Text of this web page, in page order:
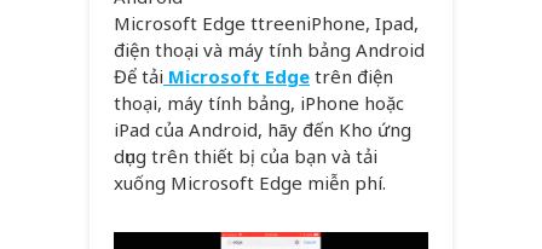
Microsoft Edge ttreeniPhone, Ipad,
điện thoại và máy tính bảng Android
Để tải Microsoft Edge trên điện
thoại, máy tính bảng, iPhone hoặc
iPad của Android, hãy đến Kho ứng
dụng trên thiết bị của bạn và tải
xuống Microsoft Edge miễn phí.